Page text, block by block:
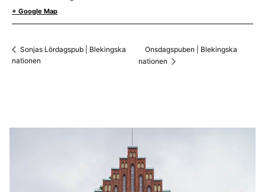
+ Google Map
Sonjas Lördagspub | Blekingska
nationen
Onsdagspuben | Blekingska
nationen